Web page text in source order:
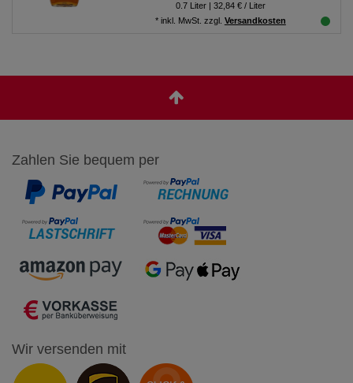
0.7Liter| 32,84 € / Liter
* inkl. MwSt. zzgl. Versandkosten
Zahlen Sie bequem per
Wir versenden mit